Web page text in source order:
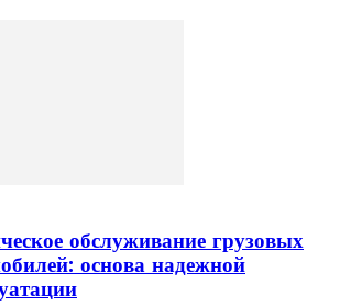
обслуживание грузовых
основа надежной